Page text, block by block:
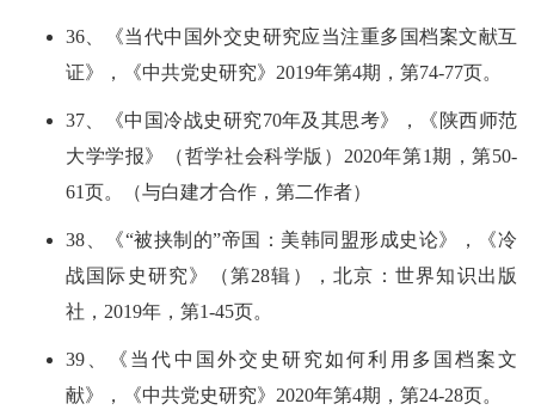
36、《当代中国外交史研究应当注重多国档案文献互
证》，《中共党史研究》2019年第4期，第74-77页。
37、《中国冷战史研究70年及其思考》，《陕西师范
大学学报》（哲学社会科学版）2020年第1期，第50-
61页。（与白建才合作，第二作者）
38、《“被挟制的”帝国：美韩同盟形成史论》，《冷
战国际史研究》（第28辑），北京：世界知识出版
社，2019年，第1-45页。
39、《当代中国外交史研究如何利用多国档案文
献》，《中共党史研究》2020年第4期，第24-28页。